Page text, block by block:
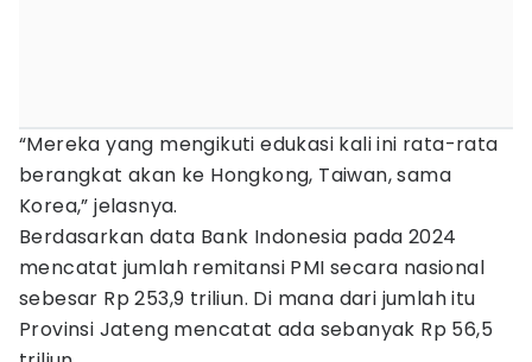
“Mereka yang mengikuti edukasi kali ini rata-rata
berangkat akan ke Hongkong, Taiwan, sama
Korea,” jelasnya.
Berdasarkan data Bank Indonesia pada 2024
mencatat jumlah remitansi PMI secara nasional
sebesar Rp 253,9 triliun. Di mana dari jumlah itu
Provinsi Jateng mencatat ada sebanyak Rp 56,5